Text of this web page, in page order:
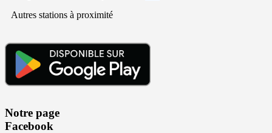
Autres stations à proximité
Notre page
Facebook